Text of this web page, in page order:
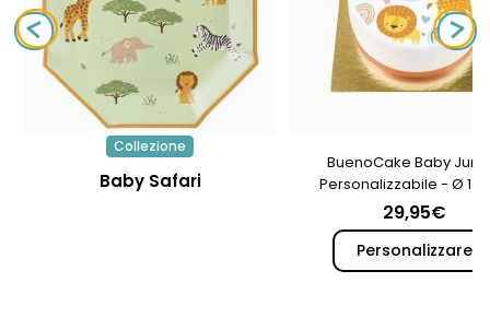
Collezione
Baby Safari
BuenoCake Baby
Personalizzabile - Ø 14
29,95€
Personalizzare